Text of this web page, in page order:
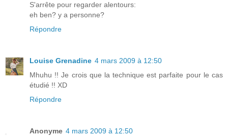
S'arrête pour regarder alentours:
eh ben? y a personne?
Répondre
Louise Grenadine 4 mars 2009 à 12:50
Mhuhu !! Je crois que la technique est parfaite pour le cas
étudié !! XD
Répondre
Anonyme 4 mars 2009 à 12:50